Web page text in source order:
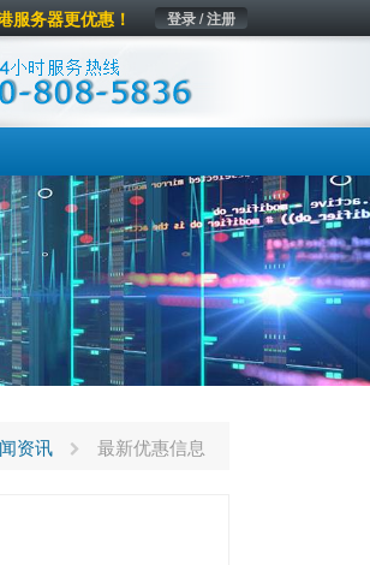
登录 / 注册
服务器更优惠！
资讯 最新优惠信息